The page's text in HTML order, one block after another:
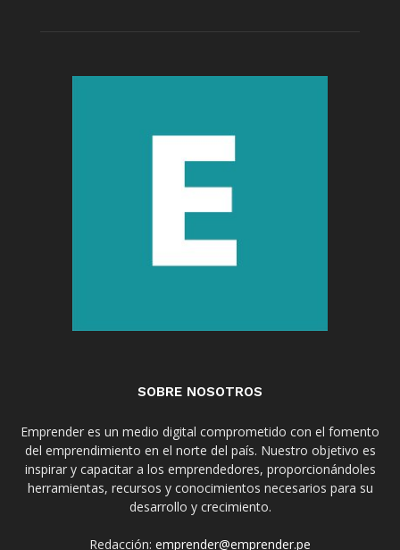
SOBRE NOSOTROS
Emprender es un medio digital comprometido con el fomento
del emprendimiento en el norte del país. Nuestro objetivo es
inspirar y capacitar a los emprendedores, proporcionándoles
herramientas, recursos y conocimientos necesarios para su
desarrollo y crecimiento.
Redacción: emprender@emprender.pe